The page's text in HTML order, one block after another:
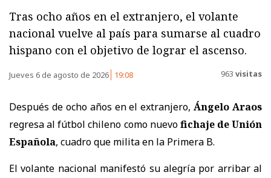
Tras ocho años en el extranjero, el volante
nacional vuelve al país para sumarse al cuadro
hispano con el objetivo de lograr el ascenso.
Jueves 6 de agosto de 2026 19:08 963 visitas
Después de ocho años en el extranjero,Ángelo Araos
regresa al fútbol chileno como nuevofichaje de Unión
Española, cuadro que milita en la Primera B.
El volante nacional manifestó su alegría por arribar al